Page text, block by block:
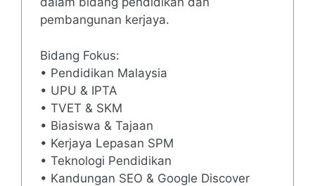
pembangunan kerjaya.
Bidang Fokus:
• Pendidikan Malaysia
• UPU & IPTA
• TVET & SKM
• Biasiswa & Tajaan
• Kerjaya Lepasan SPM
• Teknologi Pendidikan
• Kandungan SEO & Google Discover